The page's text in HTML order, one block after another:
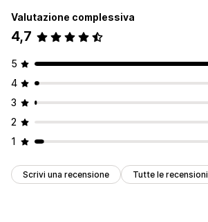
Valutazione complessiva
4,7
5
4
3
2
1
Scrivi una recensione Tutte le recensioni